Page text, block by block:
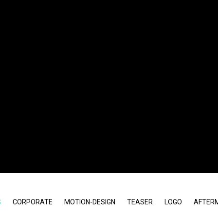
CORPORATE MOTION-DESIGN TEASER LOGO